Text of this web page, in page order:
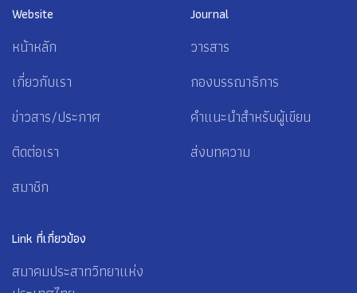
Website
หน้าหลัก
เกี่ยวกับเรา
ข่าวสาร/ประกาศ
ติดต่อเรา
สมาชิก
Journal
วารสาร
กองบรรณาธิการ
คำแนะนำสำหรับผู้เขียน
ส่งบทความ
Link ที่เกี่ยวข้อง
สมาคมประสาทวิทยาแห่ง